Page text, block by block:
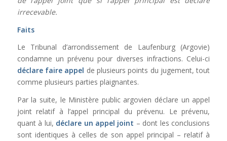
irrecevable.
Faits
Le Tribunal d’arrondissement de Laufenburg (Argovie)
condamne un prévenu pour diverses infractions. Celui-ci
déclare faire appel de plusieurs points du jugement, tout
comme plusieurs parties plaignantes.
Par la suite, le Ministère public argovien déclare un appel
joint relatif à l’appel principal du prévenu. Le prévenu,
quant à lui, déclare un appel joint – dont les conclusions
sont identiques à celles de son appel principal – relatif à